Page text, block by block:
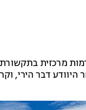
מרכזית
דבר הירי,